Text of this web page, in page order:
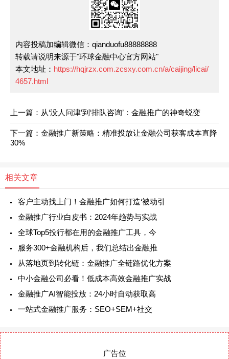
内容投稿加编辑微信：qianduofu88888888
转载请说明来源于"环球金融中心官方网站"
本文地址： https://hqjrzx.com.zcsxy.com.cn/a/caijing/licai/
4657.html
上一篇：从‘没人问津’到‘排队咨询’：金融推广的神奇蜕变
下一篇：金融推广新策略：精准投放让金融公司获客成本直降
30%
相关文章
客户主动找上门！金融推广如何打造‘被动引
金融推广行业白皮书：2024年趋势与实战
全球Top5投行都在用的金融推广工具，今
服务300+金融机构后，我们总结出金融推
从落地页到转化链：金融推广全链路优化方案
中小金融公司必看！低成本高效金融推广实战
金融推广AI智能投放：24小时自动获取高
一站式金融推广服务：SEO+SEM+社交
广告位